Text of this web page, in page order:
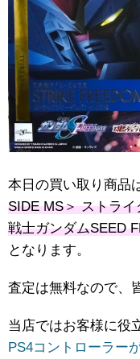
本日の買い取り商品
SIDE ​MS＞ ​ストラ
戦士ガンダムSEED
となります。
査定は無料なので、
当店ではお客様に役
PS4コントローラー